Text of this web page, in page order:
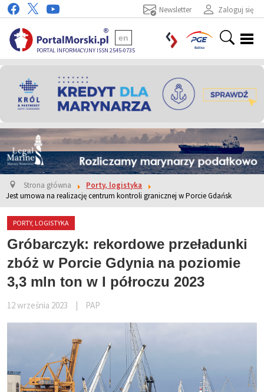
Zaloguj się
Newsletter
PORTAL INFORMACYJNY ISSN 2545-0735
en
Strona główna
Porty, logistyka
Jest umowa na realizację centrum kontroli granicznej w Porcie Gdańsk
PORTY, LOGISTYKA
Gróbarczyk: rekordowe przeładunki
zbóż w Porcie Gdynia na poziomie
3,3 mln ton w I półroczu 2023
12 września 2023 PAP